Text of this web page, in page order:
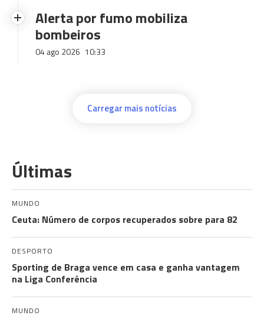
Alerta por fumo mobiliza
bombeiros
04 ago 2026 10:33
Carregar mais notícias
Últimas
MUNDO
Ceuta: Número de corpos recuperados sobre para 82
DESPORTO
Sporting de Braga vence em casa e ganha vantagem
na Liga Conferência
MUNDO